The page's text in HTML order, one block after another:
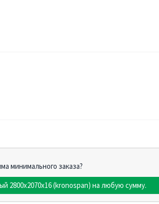
минимального заказа?
2800х2070х16 (kronospan) на любую сумму.